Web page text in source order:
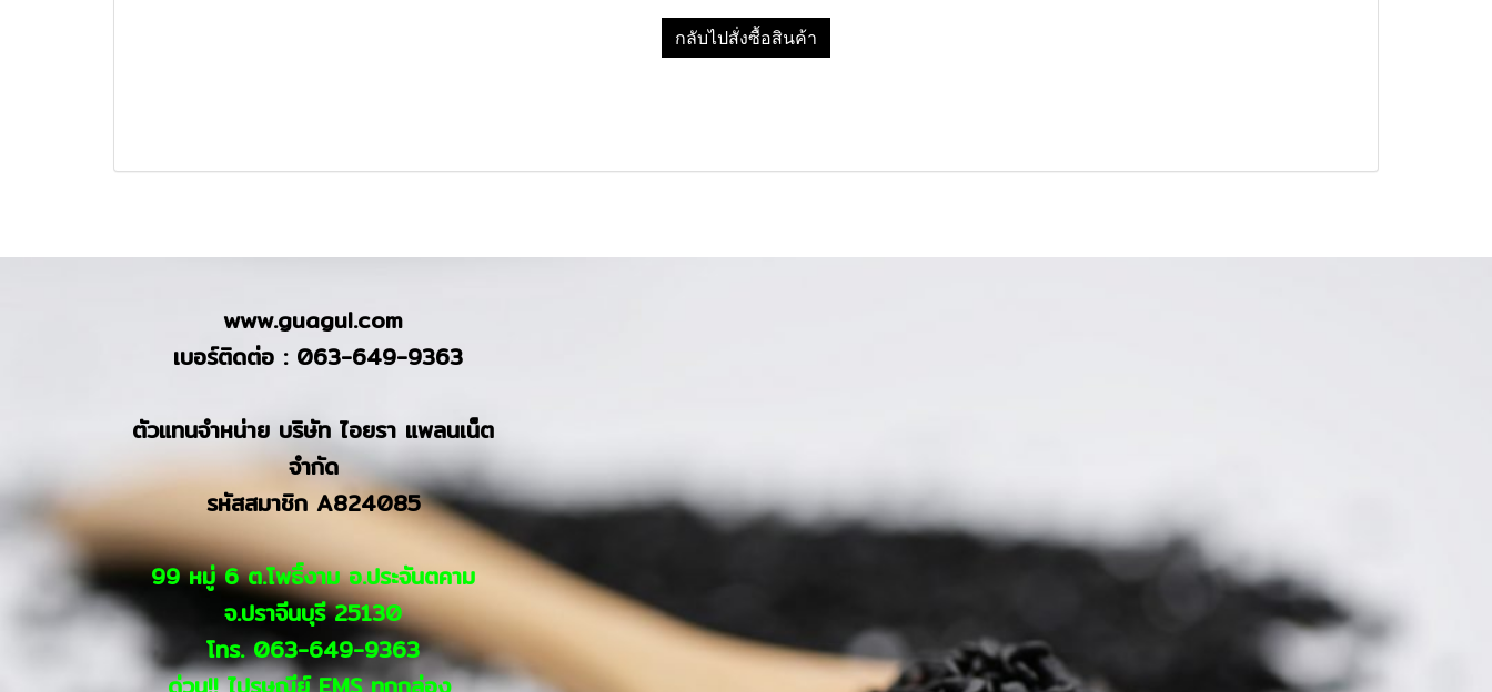
กลับไปสั่งซื้อสินค้า
www.guagul.com
เบอร์ติดต่อ : 063-649-9363
ตัวแทนจำหน่าย บริษัท ไอยรา แพลนเน็ต
จำกัด
รหัสสมาชิก A824085
99 หมู่ 6 ต.โพธิ์งาม อ.ประจันตคาม
จ.ปราจีนบุรี 25130
โทร. 063-649-9363